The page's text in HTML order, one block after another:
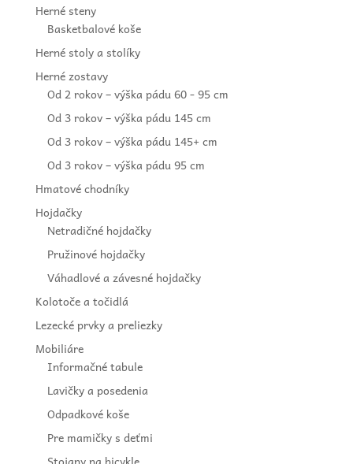
Herné steny
Basketbalové koše
Herné stoly a stolíky
Herné zostavy
Od 2 rokov – výška pádu 60 - 95 cm
Od 3 rokov – výška pádu 145 cm
Od 3 rokov – výška pádu 145+ cm
Od 3 rokov – výška pádu 95 cm
Hmatové chodníky
Hojdačky
Netradičné hojdačky
Pružinové hojdačky
Váhadlové a závesné hojdačky
Kolotoče a točidlá
Lezecké prvky a preliezky
Mobiliáre
Informačné tabule
Lavičky a posedenia
Odpadkové koše
Pre mamičky s deťmi